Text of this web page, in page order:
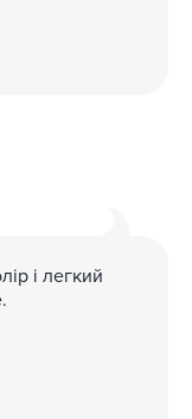
і легкий